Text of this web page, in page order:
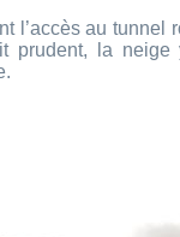
l’accès au tunnel
prudent, la